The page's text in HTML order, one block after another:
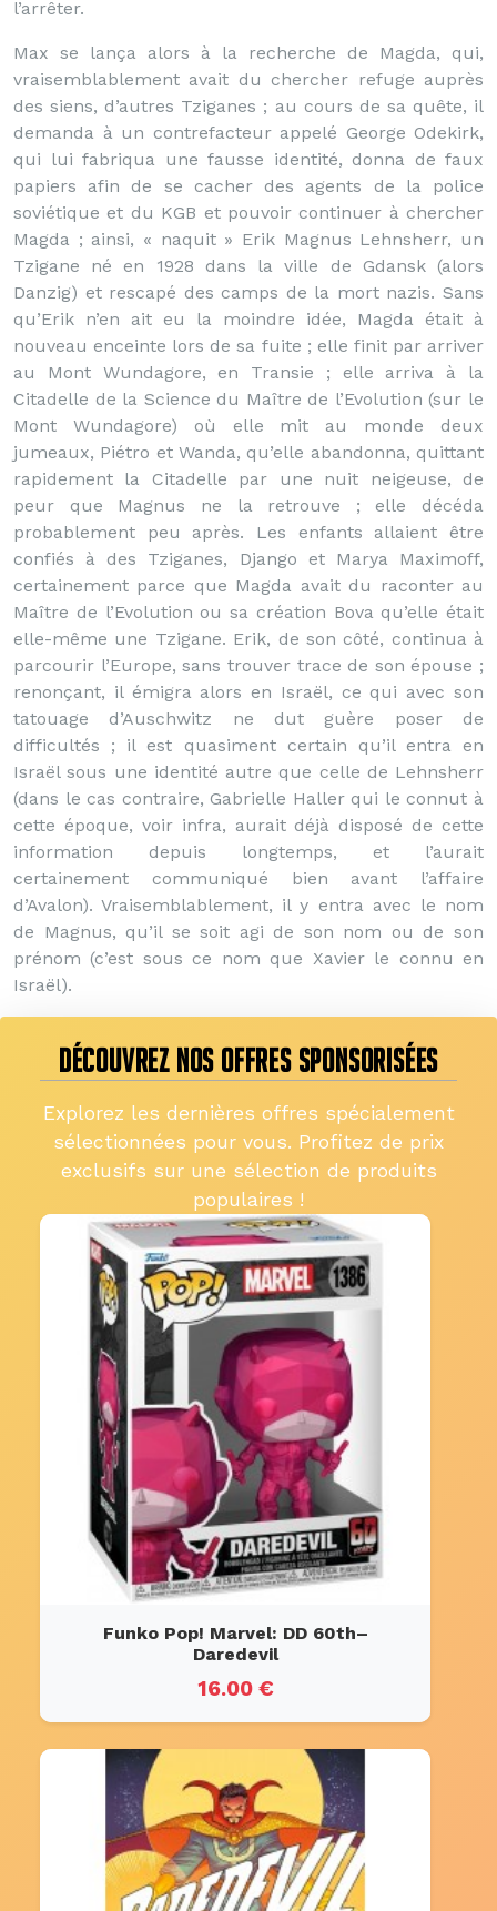
l’arrêter.
Max se lança alors à la recherche de Magda, qui,
vraisemblablement avait du chercher refuge auprès
des siens, d’autres Tziganes ; au cours de sa quête, il
demanda à un contrefacteur appelé George Odekirk,
qui lui fabriqua une fausse identité, donna de faux
papiers afin de se cacher des agents de la police
soviétique et du KGB et pouvoir continuer à chercher
Magda ; ainsi, « naquit » Erik Magnus Lehnsherr, un
Tzigane né en 1928 dans la ville de Gdansk (alors
Danzig) et rescapé des camps de la mort nazis. Sans
qu’Erik n’en ait eu la moindre idée, Magda était à
nouveau enceinte lors de sa fuite ; elle finit par arriver
au Mont Wundagore, en Transie ; elle arriva à la
Citadelle de la Science du Maître de l’Evolution (sur le
Mont Wundagore) où elle mit au monde deux
jumeaux, Piétro et Wanda, qu’elle abandonna, quittant
rapidement la Citadelle par une nuit neigeuse, de
peur que Magnus ne la retrouve ; elle décéda
probablement peu après. Les enfants allaient être
confiés à des Tziganes, Django et Marya Maximoff,
certainement parce que Magda avait du raconter au
Maître de l’Evolution ou sa création Bova qu’elle était
elle-même une Tzigane. Erik, de son côté, continua à
parcourir l’Europe, sans trouver trace de son épouse ;
renonçant, il émigra alors en Israël, ce qui avec son
tatouage d’Auschwitz ne dut guère poser de
difficultés ; il est quasiment certain qu’il entra en
Israël sous une identité autre que celle de Lehnsherr
(dans le cas contraire, Gabrielle Haller qui le connut à
cette époque, voir infra, aurait déjà disposé de cette
information depuis longtemps, et l’aurait
certainement communiqué bien avant l’affaire
d’Avalon). Vraisemblablement, il y entra avec le nom
de Magnus, qu’il se soit agi de son nom ou de son
prénom (c’est sous ce nom que Xavier le connu en
Israël).
DÉCOUVREZ NOS OFFRES SPONSORISÉES
Explorez les dernières offres spécialement
sélectionnées pour vous. Profitez de prix
exclusifs sur une sélection de produits
populaires !
Funko Pop! Marvel: DD 60th–
Daredevil
16.00 €